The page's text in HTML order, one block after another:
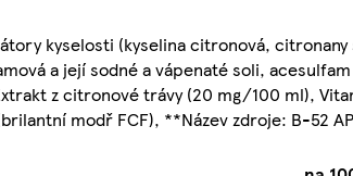
kyselosti (kyselina citronová,
a její sodné a vápenaté soli,
z citronové trávy (20 mg/100 ml),
modř FCF), **Název zdroje: B-52